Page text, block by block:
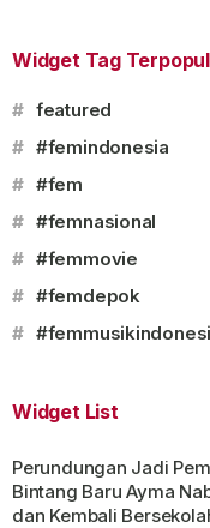
Widget Tag
# featured
# #femindonesia
# #fem
# #femnasional
# #femmovie
# #femdepok
#
Widget List
Perundungan Jadi
Bintang Baru Ayma
dan Kembali